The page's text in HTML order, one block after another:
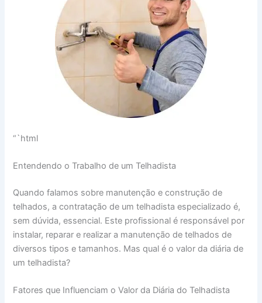
“`html
Entendendo o Trabalho de um Telhadista
Quando falamos sobre manutenção e construção de
telhados, a contratação de um telhadista especializado é,
sem dúvida, essencial. Este profissional é responsável por
instalar, reparar e realizar a manutenção de telhados de
diversos tipos e tamanhos. Mas qual é o valor da diária de
um telhadista?
Fatores que Influenciam o Valor da Diária do Telhadista